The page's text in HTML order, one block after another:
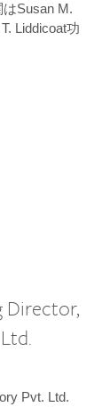
Susan M.
Liddicoat功
Director,
Pvt. Ltd.